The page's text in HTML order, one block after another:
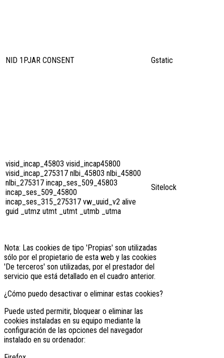
NID 1PJAR CONSENT Gstatic
visid_incap_45803 visid_incap45800
visid_incap_275317 nlbi_45803 nlbi_45800
nlbi_275317 incap_ses_509_45803
incap_ses_509_45800
incap_ses_315_275317 vw_uuid_v2 alive
guid _utmz utmt _utmt _utmb _utma
Sitelock
Nota: Las cookies de tipo 'Propias' son utilizadas
sólo por el propietario de esta web y las cookies
'De terceros' son utilizadas, por el prestador del
servicio que está detallado en el cuadro anterior.
¿Cómo puedo desactivar o eliminar estas cookies?
Puede usted permitir, bloquear o eliminar las
cookies instaladas en su equipo mediante la
configuración de las opciones del navegador
instalado en su ordenador: